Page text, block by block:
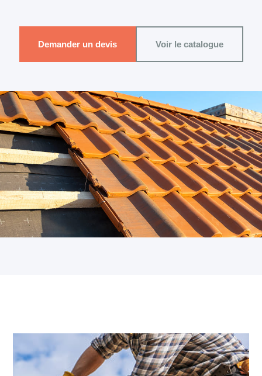
Demander un devis Voir le catalogue